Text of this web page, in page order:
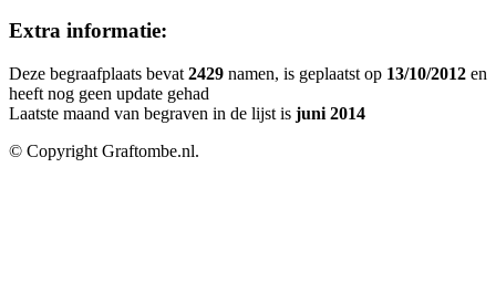
Extra informatie:
Deze begraafplaats bevat 2429 namen, is geplaatst op 13/10/2012 en
heeft nog geen update gehad
Laatste maand van begraven in de lijst is juni 2014
© Copyright Graftombe.nl.